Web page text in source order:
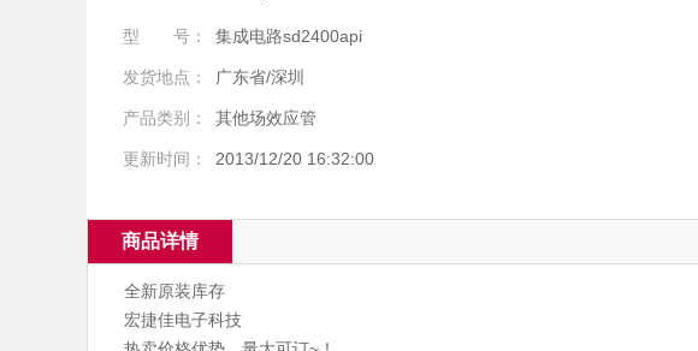
型 号： 集成电路sd2400api
发货地点： 广东省/深圳
产品类别： 其他场效应管
更新时间： 2013/12/20 16:32:00
商品详情
全新原装库存
宏捷佳电子科技